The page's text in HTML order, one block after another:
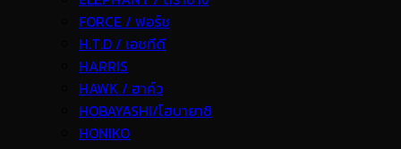
FORCE / ฟอร์ช
H.T.D / เอชทีดี
HARRIS
HAWK / ฮาค์ว
HOBAYASHI/โฮบายาชิ
HONIKO